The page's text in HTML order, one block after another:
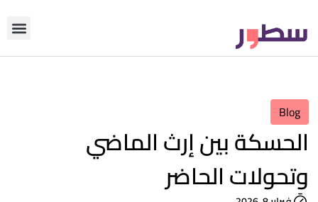
Blog
الحسكة بين إرث الماضي
وتحولات الحاضر